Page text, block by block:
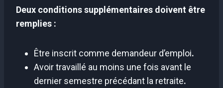
Deux conditions supplémentaires doivent être
remplies :
Être inscrit comme demandeur d’emploi.
Avoir travaillé au moins une fois avant le
dernier semestre précédant la retraite.